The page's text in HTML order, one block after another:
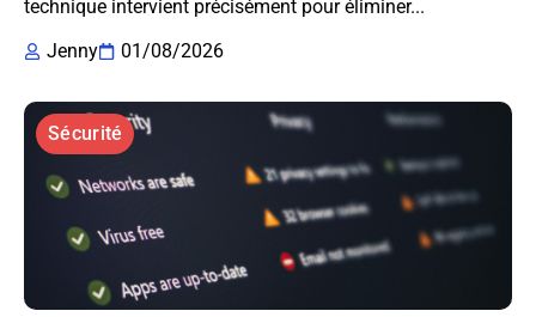
technique intervient précisément pour éliminer...
Jenny
01/08/2026
Sécurité